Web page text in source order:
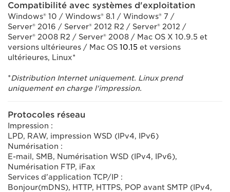
Compatibilité avec systèmes d'exploitation
Windows® 10 / Windows® 8.1 / Windows® 7 /
Server® 2016 / Server® 2012 R2 / Server® 2012 /
Server® 2008 R2 / Server® 2008 / Mac OS X 10.9.5 et
versions ultérieures / Mac OS 10.15 et versions
ultérieures, Linux*
*Distribution Internet uniquement. Linux prend
uniquement en charge l'impression.
Protocoles réseau
Impression :
LPD, RAW, impression WSD (IPv4, IPv6)
Numérisation :
E-mail, SMB, Numérisation WSD (IPv4, IPv6),
Numérisation FTP, iFax
Services d'application TCP/IP :
Bonjour(mDNS), HTTP, HTTPS, POP avant SMTP (IPv4,